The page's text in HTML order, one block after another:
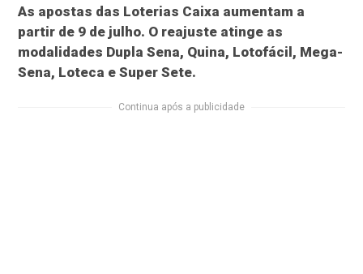
As apostas das Loterias Caixa aumentam a
partir de 9 de julho. O reajuste atinge as
modalidades Dupla Sena, Quina, Lotofácil, Mega-
Sena, Loteca e Super Sete.
Continua após a publicidade